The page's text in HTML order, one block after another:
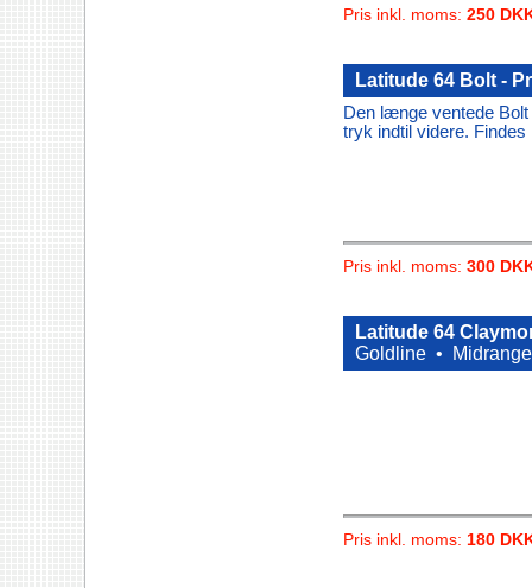
Pris inkl. moms: 250
Latitude 64 Bolt -
Den længe ventede
tryk indtil videre.
Pris inkl. moms: 300
Latitude 64
Goldline •
Midrange
Pris inkl. moms: 180